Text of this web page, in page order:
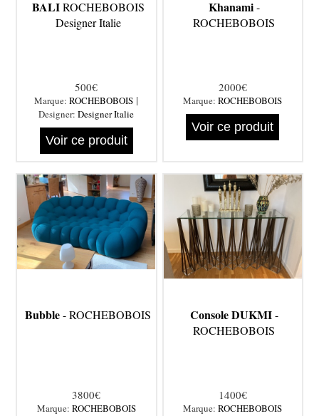
BALIROCHEBOBOIS
Designer Italie
500€
Marque:ROCHEBOBOIS |
Designer:Designer Italie
Voir ce produit
Khanami-
ROCHEBOBOIS
2000€
Marque:ROCHEBOBOIS
Voir ce produit
Bubble- ROCHEBOBOIS
3800€
Marque: ROCHEBOBOIS
Console DUKMI-
ROCHEBOBOIS
1400€
Marque:ROCHEBOBOIS